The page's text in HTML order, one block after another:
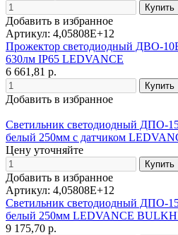
Добавить в избранное
Артикул: 4,05808E+12
Прожектор светодиодный ДВО-
630лм IP65 LEDVANCE
6 661,81 р.
Добавить в избранное
Светильник светодиодный ДПО-
белый 250мм с датчиком
Цену уточняйте
Добавить в избранное
Артикул: 4,05808E+12
Светильник светодиодный ДПО-
белый 250мм LEDVANCE
9 175,70 р.